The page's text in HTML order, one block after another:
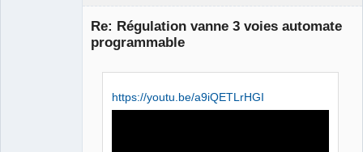
Re: Régulation vanne 3 voies automate
programmable
https://youtu.be/a9iQETLrHGI